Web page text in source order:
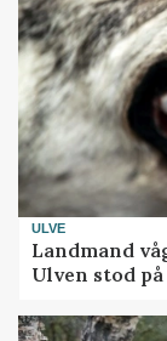
ULVE
Landmand
Ulven stod